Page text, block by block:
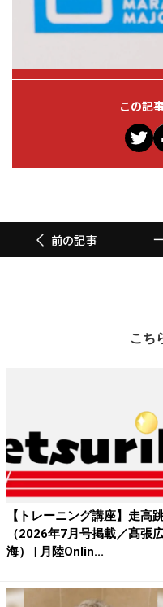
この記
前の記事
こち
【トレーニング講座】走高
（2026年7月号掲載／髙張
海） | 月陸Onlin...